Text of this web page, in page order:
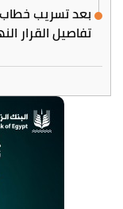
بعد تسريب خطاب
تفاصيل القرار